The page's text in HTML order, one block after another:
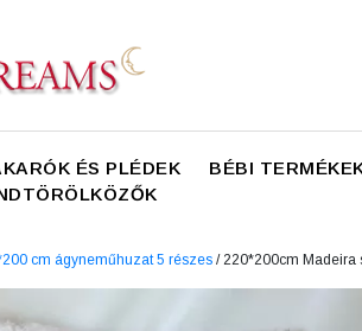
ÉS PLÉDEK BÉBI
cm ágyneműhuzat 5 részes / 220*200cm Madeira